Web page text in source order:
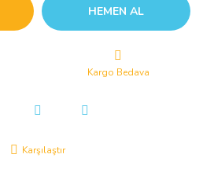
HEMEN AL
Kargo Bedava
Karşılaştır